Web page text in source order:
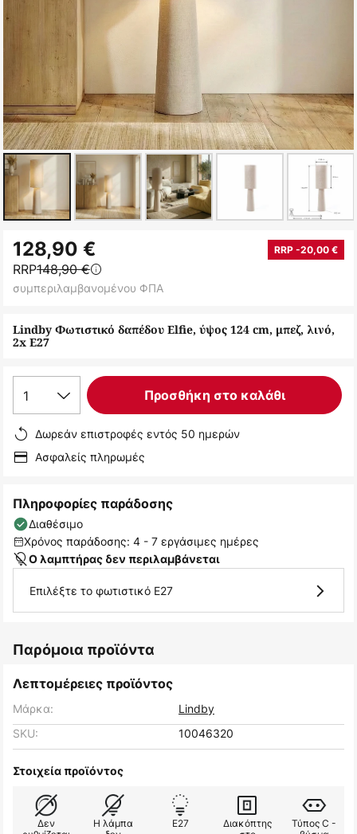
στην
αρχή
της
εικόνων
Lindby Φωτιστικό δαπέδου Elfie, ύψος 124 cm, μπεζ, λινό,
2x E27
128,90 € RRP -20,00 €
RRP148,90 €
συμπεριλαμβανομένου ΦΠΑ
1 Προσθήκη στο καλάθι
Δωρεάν επιστροφές εντός 50 ημερών
Ασφαλείς πληρωμές
Πληροφορίες παράδοσης
Διαθέσιμο
Χρόνος παράδοσης: 4 - 7 εργάσιμες ημέρες
Ο λαμπτήρας δεν περιλαμβάνεται
Επιλέξτε το φωτιστικό E27
Παρόμοια προϊόντα
Λεπτομέρειες προϊόντος
Μάρκα:
Lindby
SKU:
10046320
Στοιχεία προϊόντος
Δεν
Η λάμπα
E27
Διακόπτης
Τύπος C -